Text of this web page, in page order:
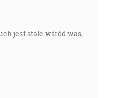
jest stale wśród was,